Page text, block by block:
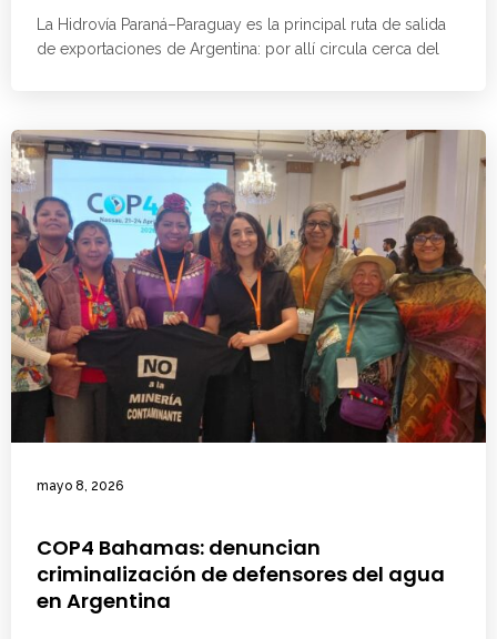
La Hidrovía Paraná–Paraguay es la principal ruta de salida
de exportaciones de Argentina: por allí circula cerca del
mayo 8, 2026
COP4 Bahamas: denuncian
criminalización de defensores del agua
en Argentina